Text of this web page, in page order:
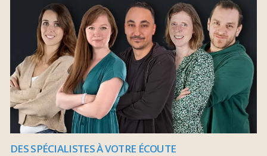
DES SPÉCIALISTES À VOTRE ÉCOUTE